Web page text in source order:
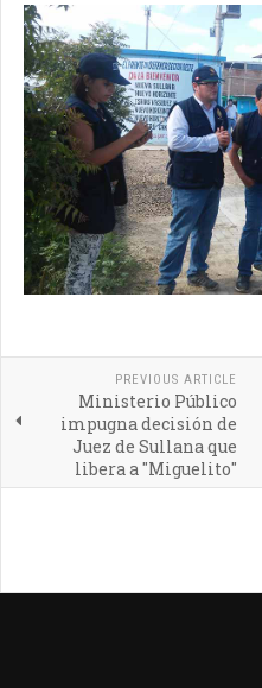
PREVIOUS ARTICLE
Ministerio Público
impugna decisión de
Juez de Sullana que
libera a "Miguelito"